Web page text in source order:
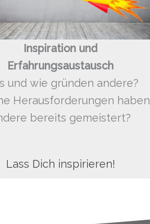
Inspiration und
Erfahrungsaustausch
und wie gründen andere?
Herausforderungen haben
bereits gemeistert?
Lass Dich inspirieren!